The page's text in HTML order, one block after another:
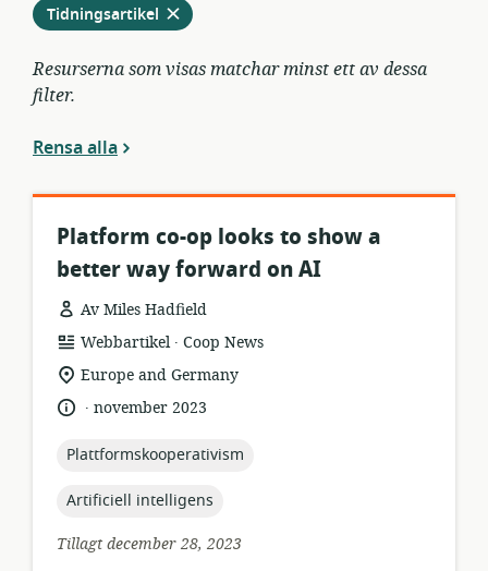
Ta
bort
Tidningsartikel från
aktuella
filter
Resurserna som visas matchar minst ett av dessa
filter.
Rensa alla
Platform co-op looks to show a
better way forward on AI
Av Miles Hadfield
resursformat:
Webbartikel .
utgivare:
Coop News
relevant
Europe and Germany
språk:
.
publiceringsdatum:
november 2023
topic:
Plattformskooperativism
topic:
Artificiell intelligens
Tillagt december 28, 2023